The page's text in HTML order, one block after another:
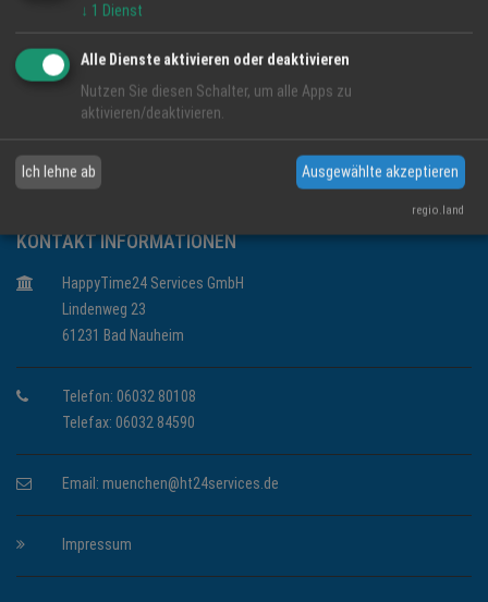
Kerzen, Duftöle, Räucherstäbchen und vieles mehr
KONTAKT INFORMATIONEN
HappyTime24 Services GmbH
Lindenweg 23
61231 Bad Nauheim
Telefon: 06032 80108
Telefax: 06032 84590
Email: muenchen@ht24services.de
Impressum
↓ 1 Dienst
Alle Dienste aktivieren oder deaktivieren
Nutzen Sie diesen Schalter, um alle Apps zu
aktivieren/deaktivieren.
Ich lehne ab Ausgewählte akzeptieren
regio.land